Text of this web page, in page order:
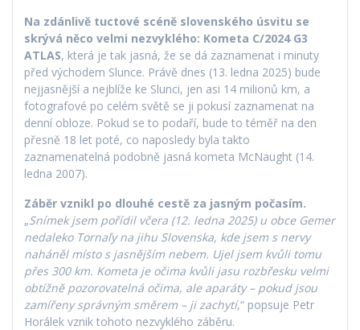
Na zdánlivě tuctové scéně slovenského úsvitu se
skrývá něco velmi nezvyklého: Kometa C/2024 G3
ATLAS, která je tak jasná, že se dá zaznamenat i minuty
před východem Slunce. Právě dnes (13. ledna 2025) bude
nejjasnější a nejblíže ke Slunci, jen asi 14 milionů km, a
fotografové po celém světě se ji pokusí zaznamenat na
denní obloze. Pokud se to podaří, bude to téměř na den
přesně 18 let poté, co naposledy byla takto
zaznamenatelná podobně jasná kometa McNaught (14.
ledna 2007).
Záběr vznikl po dlouhé cestě za jasným počasím.
„Snímek jsem pořídil včera (12. ledna 2025) u obce Gemer
nedaleko Tornaľy na jihu Slovenska, kde jsem s nervy
naháněl místo s jasnějším nebem. Ujel jsem kvůli tomu
přes 300 km. Kometa je očima kvůli jasu rozbřesku velmi
obtížně pozorovatelná očima, ale aparáty – pokud jsou
zamířeny správným směrem – ji zachytí,“ popsuje Petr
Horálek vznik tohoto nezvyklého záběru.